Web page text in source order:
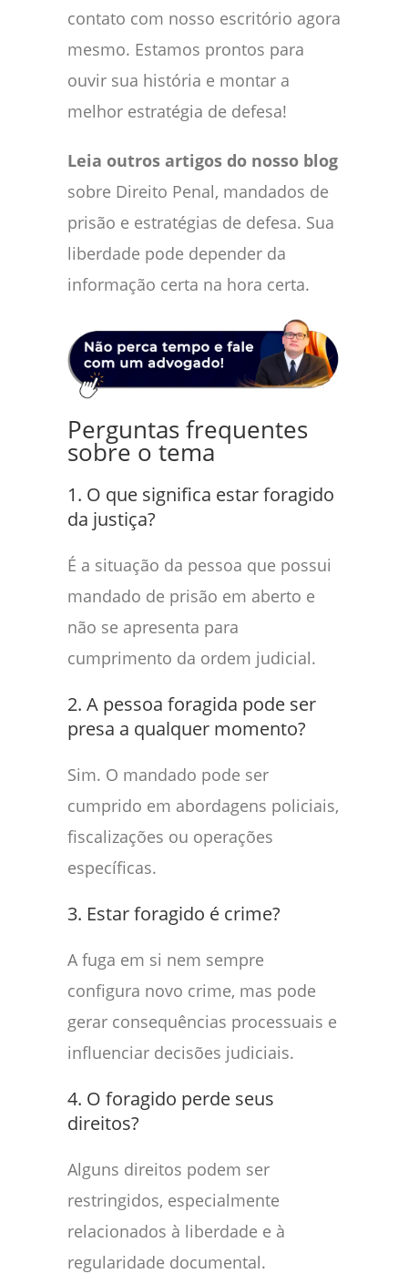
contato com nosso escritório agora
mesmo. Estamos prontos para
ouvir sua história e montar a
melhor estratégia de defesa!
Leia outros artigos do nosso blog
sobre Direito Penal, mandados de
prisão e estratégias de defesa. Sua
liberdade pode depender da
informação certa na hora certa.
Perguntas frequentes
sobre o tema
1. O que significa estar foragido
da justiça?
É a situação da pessoa que possui
mandado de prisão em aberto e
não se apresenta para
cumprimento da ordem judicial.
2. A pessoa foragida pode ser
presa a qualquer momento?
Sim. O mandado pode ser
cumprido em abordagens policiais,
fiscalizações ou operações
específicas.
3. Estar foragido é crime?
A fuga em si nem sempre
configura novo crime, mas pode
gerar consequências processuais e
influenciar decisões judiciais.
4. O foragido perde seus
direitos?
Alguns direitos podem ser
restringidos, especialmente
relacionados à liberdade e à
regularidade documental.